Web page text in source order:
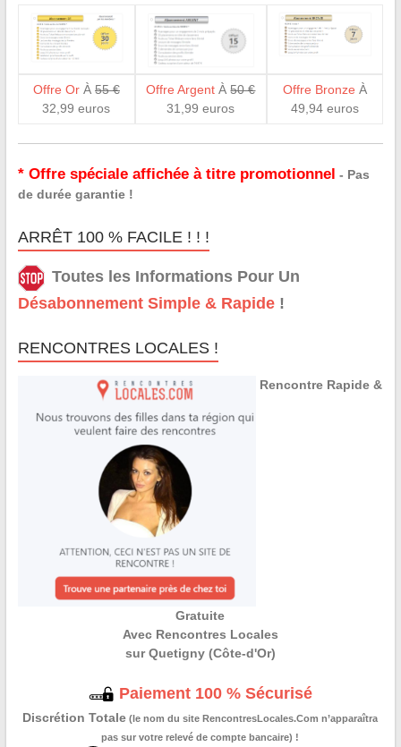
Offre OrÀ 55 €
32,99 euros
Offre Argent À50 €
31,99 euros
Offre Bronze À
49,94 euros
* Offre spéciale affichée à titre promotionnel - Pas
de durée garantie !
ARRÊT 100 % FACILE ! ! !
Toutes les Informations Pour Un
Désabonnement Simple & Rapide!
RENCONTRES LOCALES !
Rencontre Rapide &
Gratuite
Avec Rencontres Locales
sur Quetigny (Côte-d'Or)
Paiement 100 % Sécurisé
Discrétion Totale (le nom du site RencontresLocales.Com n’apparaîtra
pas sur votre relevé de compte bancaire) !